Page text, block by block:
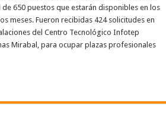
de 650 puestos que estarán disponibles en los
meses. Fueron recibidas 424 solicitudes en
del Centro Tecnológico Infotep
Mirabal, para ocupar plazas profesionales